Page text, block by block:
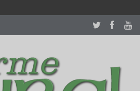
sale in usa recognized command with
welcome to our
perfectwatches.is
with professional customer
high
https://reallydiamond.com/